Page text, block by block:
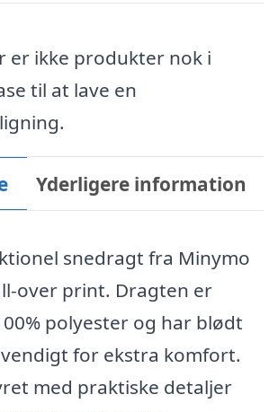
er ikke produkter nok i
til at lave en
Yderligere information
snedragt fra Minymo
over print. Dragten er
polyester og har blødt
for ekstra komfort.
med praktiske detaljer